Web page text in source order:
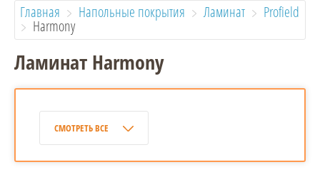
Главная Напольные покрытия Ламинат Profield
  Harmony
Ламинат Harmony
СМОТРЕТЬ ВСЕ